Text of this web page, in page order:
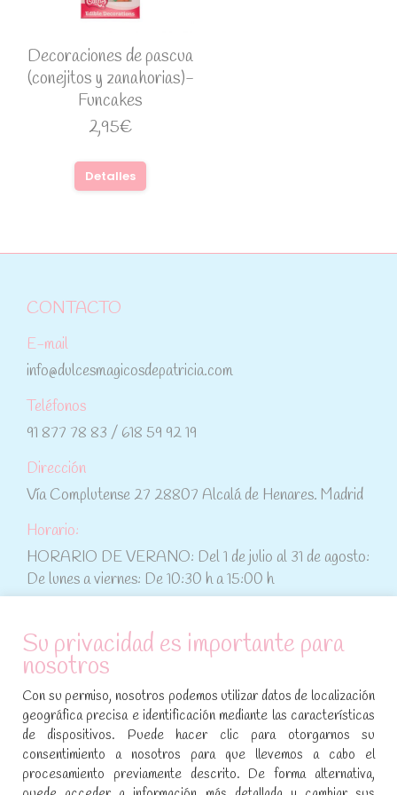
Decoraciones de pascua
(conejitos y zanahorias)-
Funcakes
2,95€
Detalles
CONTACTO
E-mail
info@dulcesmagicosdepatricia.com
Teléfonos
91 877 78 83 / 618 59 92 19
Dirección
Vía Complutense 27 28807 Alcalá de Henares. Madrid
Horario:
HORARIO DE VERANO: Del 1 de julio al 31 de agosto:
De lunes a viernes: De 10:30 h a 15:00 h
ATENCIÓN AL CLIENTE
Condiciones de compra
Aviso legal y política de privacidad
Política de cookies
Su privacidad es importante para
nosotros
Con su permiso, nosotros podemos utilizar datos de localización
geográfica precisa e identificación mediante las características
de dispositivos. Puede hacer clic para otorgarnos su
consentimiento a nosotros para que llevemos a cabo el
procesamiento previamente descrito. De forma alternativa,